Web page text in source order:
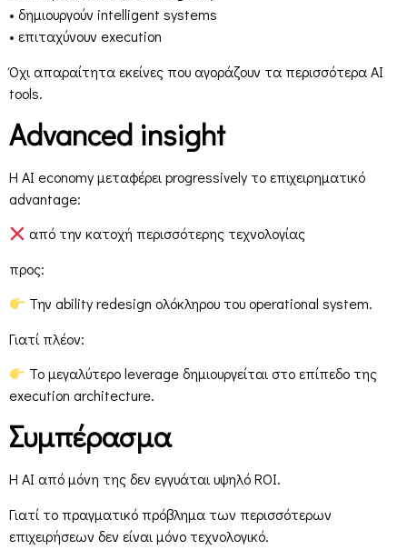
• δημιουργούν intelligent systems
• επιταχύνουν execution
Όχι απαραίτητα εκείνες που αγοράζουν τα περισσότερα AI
tools.
Advanced insight
Η AI economy μεταφέρει progressively το επιχειρηματικό
advantage:
από την κατοχή περισσότερης τεχνολογίας
προς:
Την ability redesign ολόκληρου του operational system.
Γιατί πλέον:
Το μεγαλύτερο leverage δημιουργείται στο επίπεδο της
execution architecture.
Συμπέρασμα
Η AI από μόνη της δεν εγγυάται υψηλό ROI.
Γιατί το πραγματικό πρόβλημα των περισσότερων
επιχειρήσεων δεν είναι μόνο τεχνολογικό.